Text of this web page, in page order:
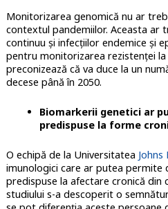
Monitorizarea genomică nu ar
contextul pandemiilor. Aceasta ar
continuu și infecțiilor endemice și
pentru monitorizarea rezistenței
preconizează că va duce la un
decese până în 2050.
Biomarkerii genetici ar
predispuse la forme
O echipă de la Universitatea Johns
imunologici care ar putea permite
predispuse la afectare cronică din
studiului s-a descoperit o